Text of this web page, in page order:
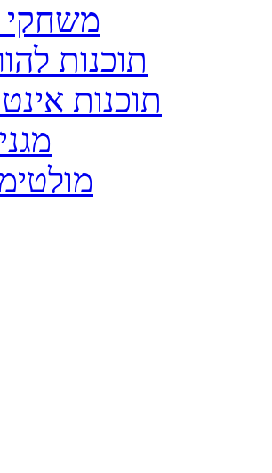
משחקי
תוכנות
תוכנות